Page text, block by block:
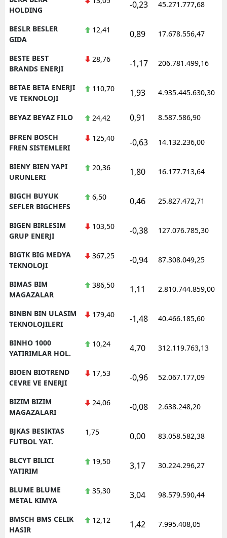
HOLDING
-0,23 45.271.777,68
BESLR BESLER
GIDA
12,41 0,89 17.678.556,47
BESTE BEST
BRANDS ENERJI
28,76 -1,17 206.781.499,16
BETAE BETA ENERJI
VE TEKNOLOJI
110,70 1,93 4.935.445.630,30
BEYAZ BEYAZ FILO 24,42 0,91 8.587.586,90
BFREN BOSCH
FREN SISTEMLERI
125,40 -0,63 14.132.236,00
BIENY BIEN YAPI
URUNLERI
20,36 1,80 16.177.713,64
BIGCH BUYUK
SEFLER BIGCHEFS
6,50 0,46 25.827.472,71
BIGEN BIRLESIM
GRUP ENERJI
103,50 -0,38 127.076.785,30
BIGTK BIG MEDYA
TEKNOLOJI
367,25 -0,94 87.308.049,25
BIMAS BIM
MAGAZALAR
386,50 1,11 2.810.744.859,00
BINBN BIN ULASIM
TEKNOLOJILERI
179,40 -1,48 40.466.185,60
BINHO 1000
YATIRIMLAR HOL.
10,24 4,70 312.119.763,13
BIOEN BIOTREND
CEVRE VE ENERJI
17,53 -0,96 52.067.177,09
BIZIM BIZIM
MAGAZALARI
24,06 -0,08 2.638.248,20
BJKAS BESIKTAS
FUTBOL YAT.
1,75 0,00 83.058.582,38
BLCYT BILICI
YATIRIM
19,50 3,17 30.224.296,27
BLUME BLUME
METAL KIMYA
35,30 3,04 98.579.590,44
BMSCH BMS CELIK
HASIR
12,12 1,42 7.995.408,05